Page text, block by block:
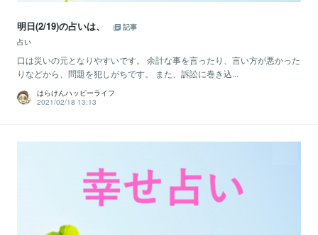
明日(2/19)の占いは、
記事
占い
口は災いの元となりやすいです。 余計な事を言ったり、言い方が悪かった
りなどから、問題を犯しがちです。 また、訴訟に巻き込...
はらけんハッピーライフ
2021/02/18 13:13